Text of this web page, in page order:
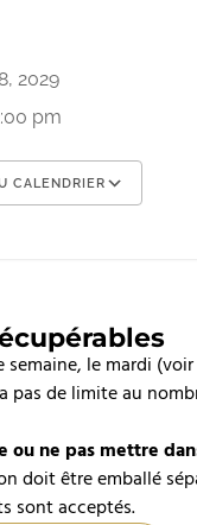
semaine, le mardi
pas de limite au
ou ne pas mettre
doit être emballé
sont acceptés.
2029
pm
CALENDRIER